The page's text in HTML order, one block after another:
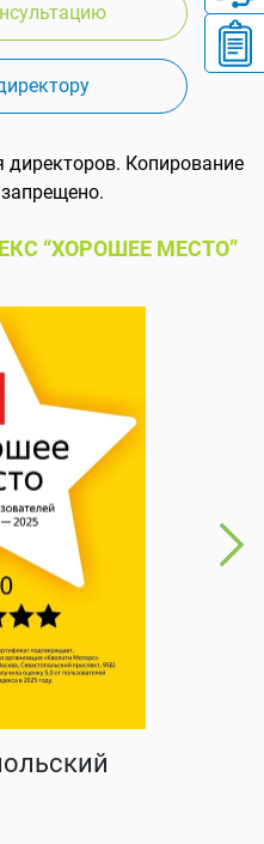
Копирование
“ХОРОШЕЕ МЕСТО”